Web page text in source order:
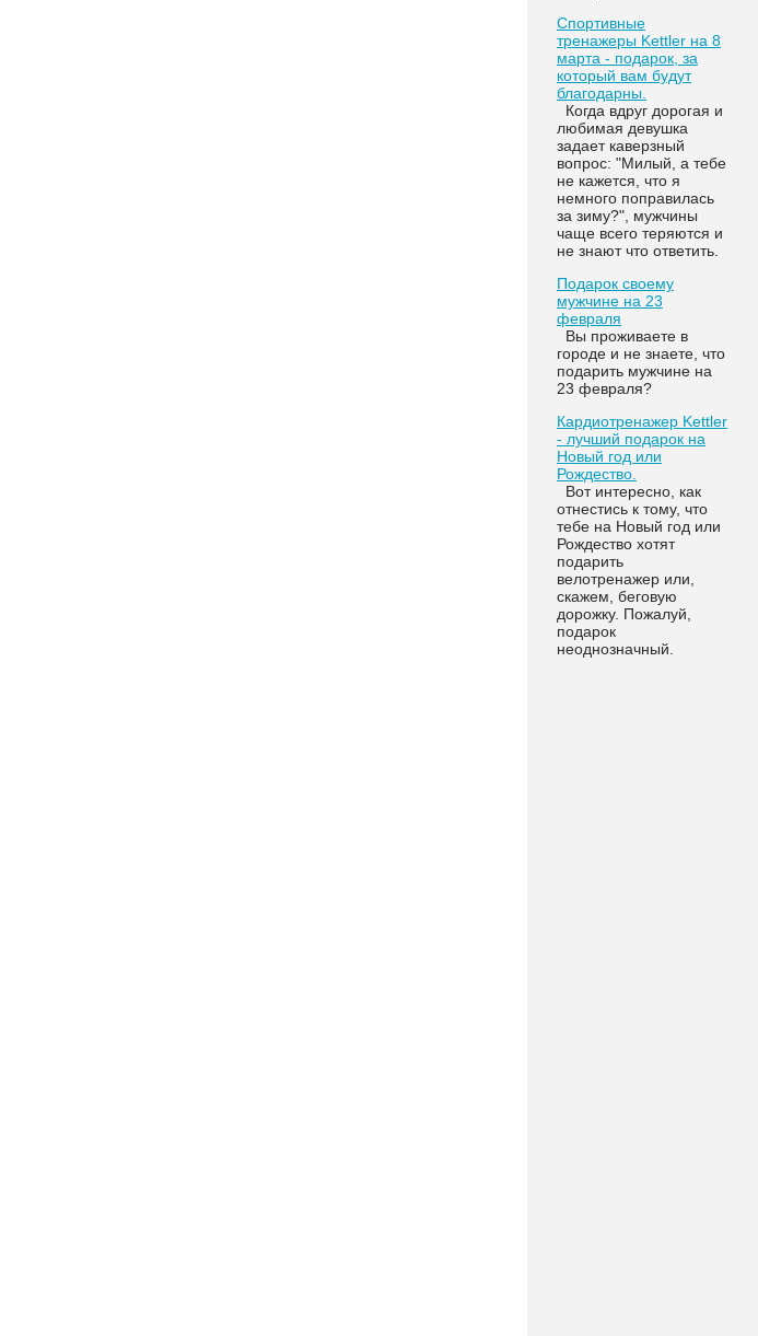
Спортивные
тренажеры Kettler на 8
марта - подарок, за
который вам будут
благодарны.
Когда вдруг дорогая и
любимая девушка
задает каверзный
вопрос: "Милый, а тебе
не кажется, что я
немного поправилась
за зиму?", мужчины
чаще всего теряются и
не знают что ответить.
Подарок своему
мужчине на 23
февраля
Вы проживаете в
городе и не знаете, что
подарить мужчине на
23 февраля?
Кардиотренажер Kettler
- лучший подарок на
Новый год или
Рождество.
Вот интересно, как
отнестись к тому, что
тебе на Новый год или
Рождество хотят
подарить
велотренажер или,
скажем, беговую
дорожку. Пожалуй,
подарок
неоднозначный.